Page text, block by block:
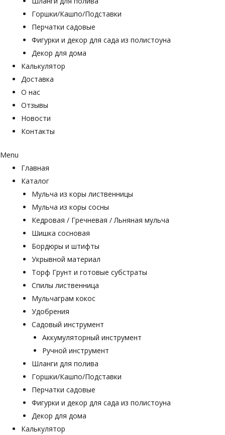
Горшки/Кашпо/Подставки
Перчатки садовые
Фигурки и декор для сада из полистоуна
Декор для дома
Калькулятор
Доставка
О нас
Отзывы
Новости
Контакты
Menu
Главная
Каталог
Мульча из коры лиственницы
Мульча из коры сосны
Кедровая / Гречневая / Льняная мульча
Шишка сосновая
Бордюры и штифты
Укрывной материал
Торф Грунт и готовые субстраты
Спилы лиственница
Мульчаграм кокос
Удобрения
Садовый инструмент
Аккумуляторный инструмент
Ручной инструмент
Шланги для полива
Горшки/Кашпо/Подставки
Перчатки садовые
Фигурки и декор для сада из полистоуна
Декор для дома
Калькулятор